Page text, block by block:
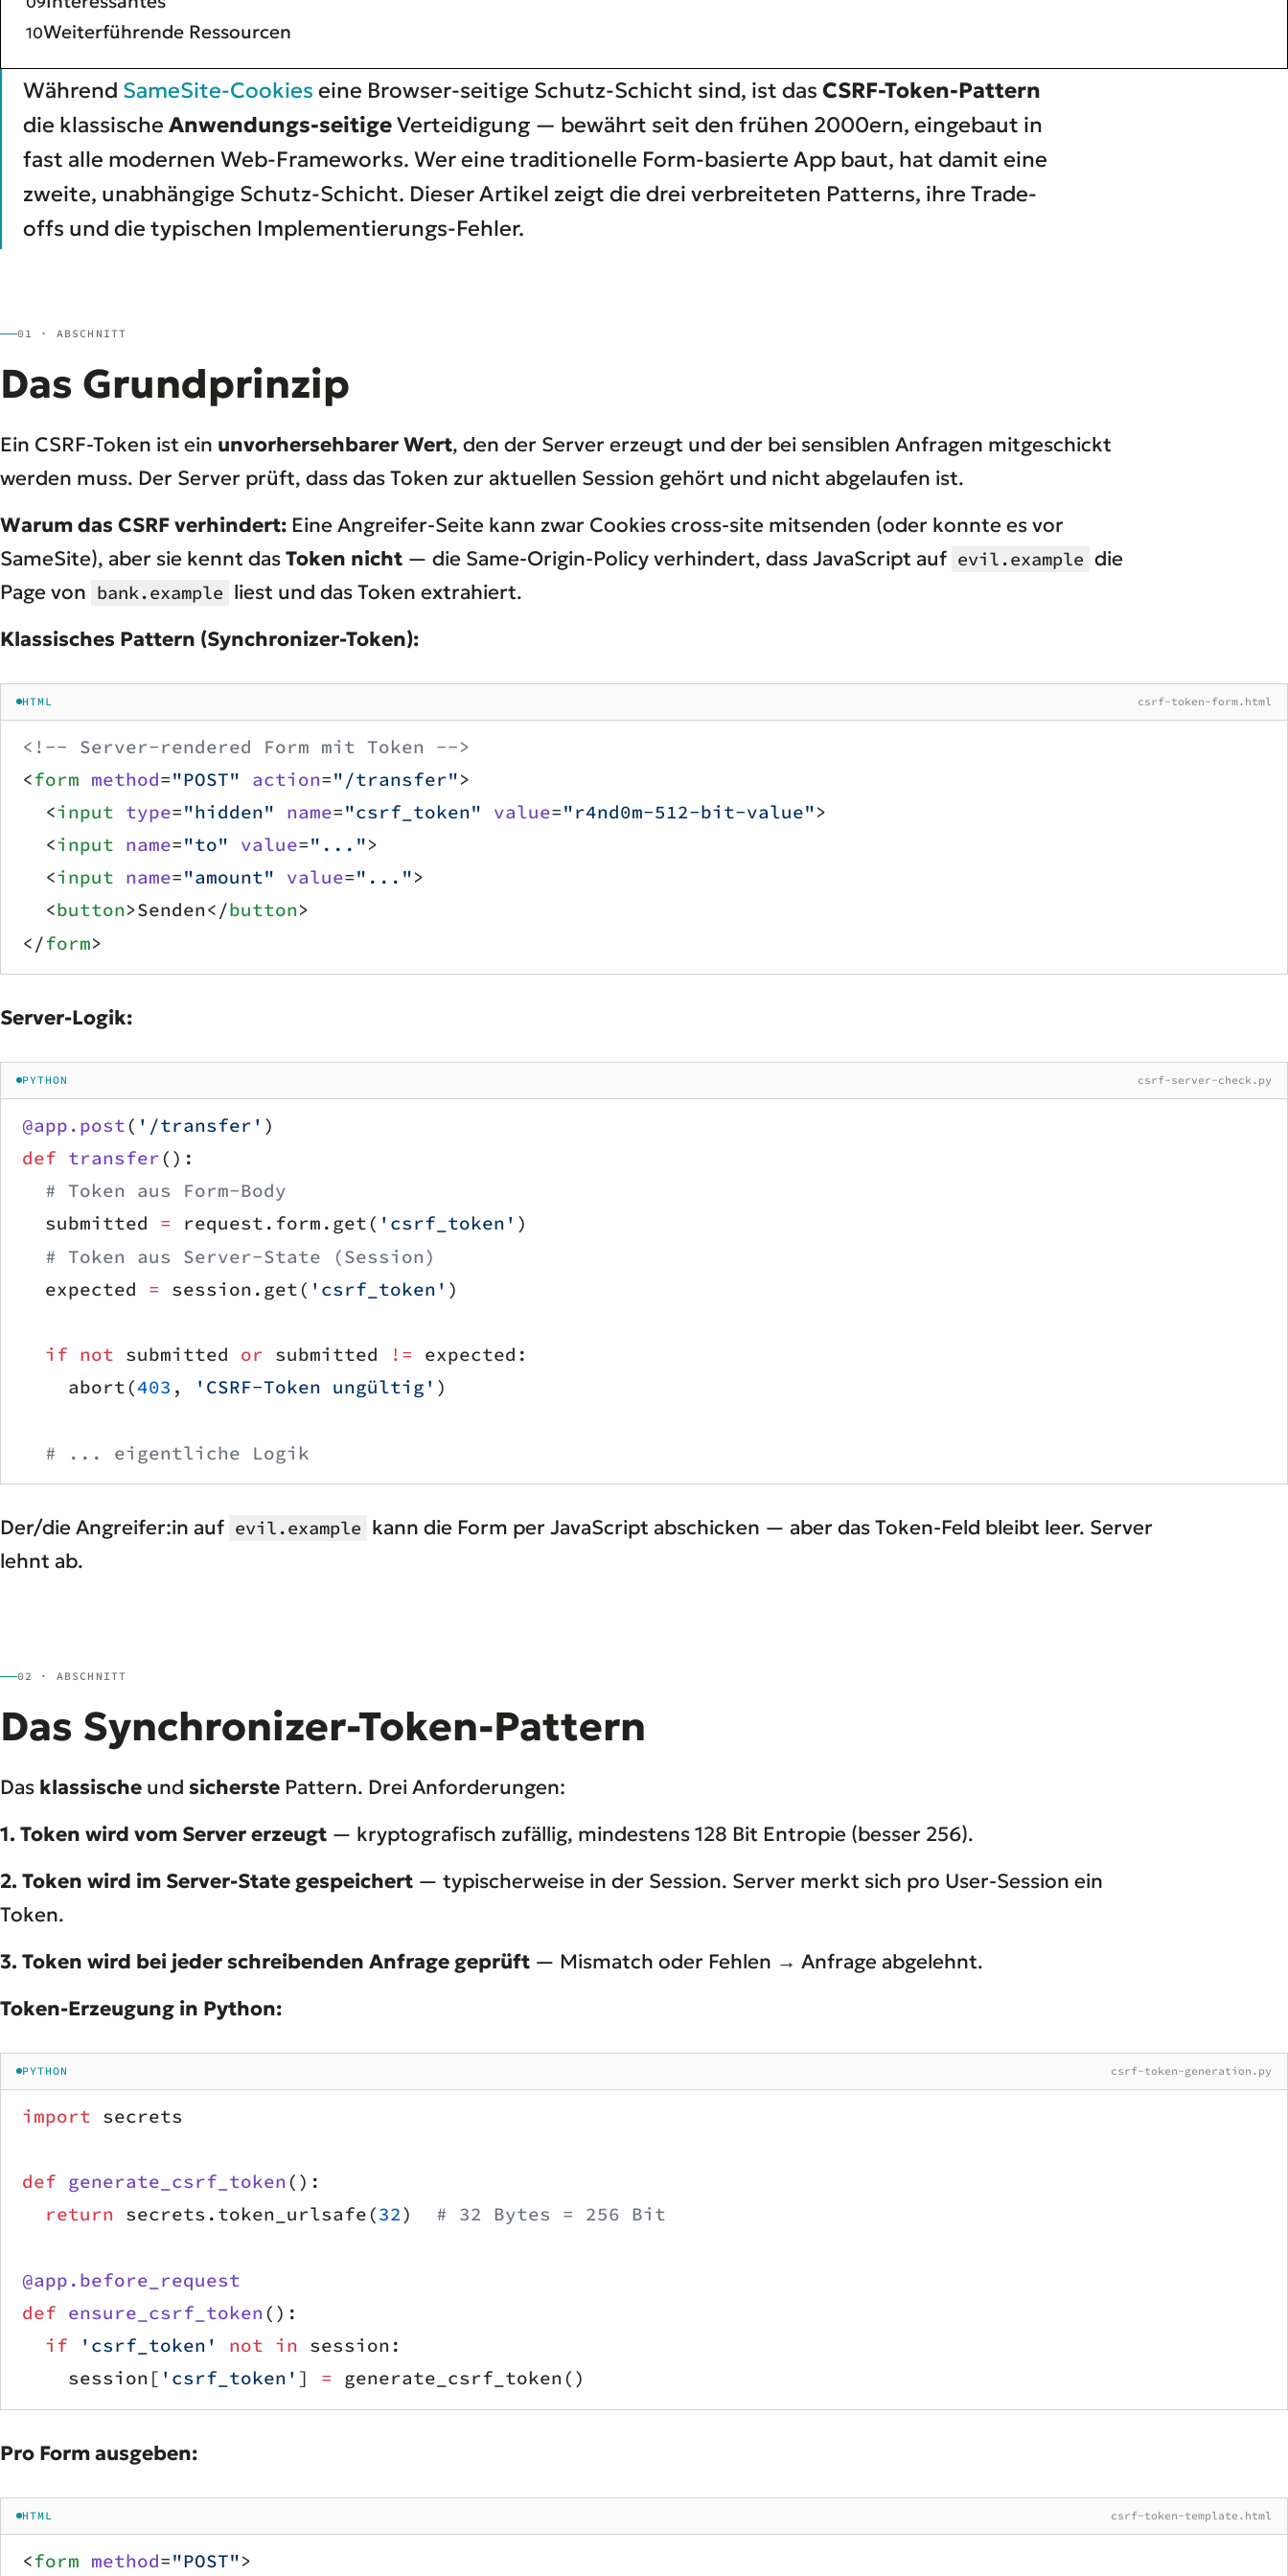
Weiterführende Ressourcen
Während SameSite-Cookies eine Browser-seitige Schutz-Schicht sind, ist das CSRF-Token-Pattern
die klassische Anwendungs-seitigeVerteidigung — bewährt seit den frühen 2000ern, eingebaut in
fast alle modernen Web-Frameworks. Wer eine traditionelle Form-basierte App baut, hat damit eine
zweite, unabhängige Schutz-Schicht. Dieser Artikel zeigt die drei verbreiteten Patterns, ihre Trade-
offs und die typischen Implementierungs-Fehler.
01 · ABSCHNITT
Das Grundprinzip
Ein CSRF-Token ist ein unvorhersehbarer Wert, den der Server erzeugt und der bei sensiblen Anfragen mitgeschickt
werden muss. Der Server prüft, dass das Token zur aktuellen Session gehört und nicht abgelaufen ist.
Warum das CSRF verhindert: Eine Angreifer-Seite kann zwar Cookies cross-site mitsenden (oder konnte es vor
SameSite), aber sie kennt dasToken nicht — die Same-Origin-Policy verhindert, dass JavaScript auf evil.example die
Page von bank.example liest und das Token extrahiert.
Klassisches Pattern (Synchronizer-Token):
HTML csrf-token-form.html
<!-- Server-rendered Form mit Token -->
<form method="POST" action="/transfer">
  <
input type="hidden" name="csrf_token" value="r4nd0m-512-bit-value">
  <
input name="to" value="...">
  <
input name="amount" value="...">
  <
button>Senden</button>
</form>
Server-Logik:
PYTHON csrf-server-check.py
@app.post( '/transfer' )
def transfer():
  # Token aus Form-Body
  submitted
= request.form.get( 'csrf_token' )
  # Token aus Server-State (Session)
  expected
= session.get( 'csrf_token' )
  if
not submitted or submitted != expected:
    abort(
403 , 'CSRF-Token ungültig' )
  # ... eigentliche Logik
Der/die Angreifer:in auf evil.example kann die Form per JavaScript abschicken — aber das Token-Feld bleibt leer. Server
lehnt ab.
02 · ABSCHNITT
Das Synchronizer-Token-Pattern
Das klassische und sicherste Pattern. Drei Anforderungen:
1. Token wird vom Server erzeugt — kryptografisch zufällig, mindestens 128 Bit Entropie (besser 256).
2. Token wird im Server-State gespeichert — typischerweise in der Session. Server merkt sich pro User-Session ein
Token.
3. Token wird bei jeder schreibenden Anfrage geprüft — Mismatch oder Fehlen → Anfrage abgelehnt.
Token-Erzeugung in Python:
PYTHON csrf-token-generation.py
import secrets
def generate_csrf_token ():
  return
secrets.token_urlsafe(32) # 32 Bytes = 256 Bit
@app.before_request
def ensure_csrf_token ():
  if
'csrf_token' not in session:
    session[
'csrf_token' ] = generate_csrf_token()
Pro Form ausgeben:
HTML csrf-token-template.html
<form method="POST">